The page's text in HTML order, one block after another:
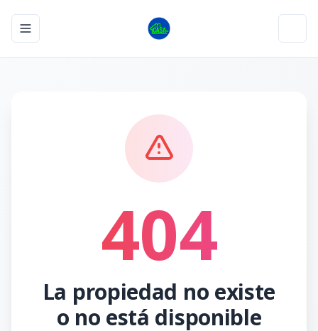
Toggle navigation menu
404
La propiedad no existe
o no está disponible